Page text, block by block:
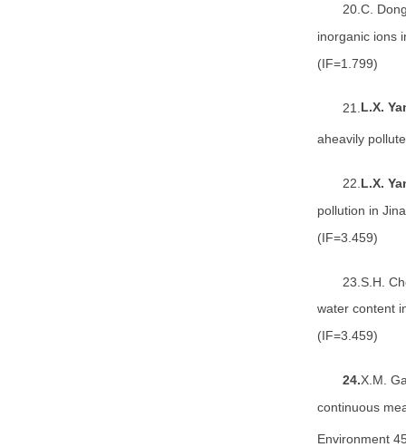
20.C.
inorganic ions
(IF=1.799)
21. L.X.
aheavily
22. L.X.
pollution in
(IF=3.459)
23.S.H.
water content
(IF=3.459)
24.X.M.
continuous
Environment